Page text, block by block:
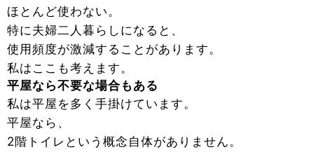
ほとんど使わない。
特に夫婦二人暮らしになると、
使用頻度が激減することがあります。
私はここも考えます。
平屋なら不要な場合もある
私は平屋を多く手掛けています。
平屋なら、
2階トイレという概念自体がありません。